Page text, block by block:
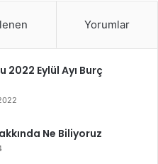
Yorumlar
2022 Eylül Ayı Burç
Ne Biliyoruz